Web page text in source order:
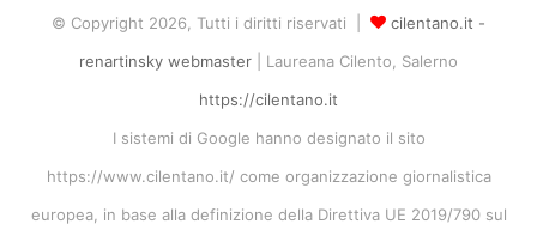
© Copyright 2026, Tutti i diritti riservati |
cilentano.it -
renartinsky webmaster | Laureana Cilento, Salerno
https://cilentano.it
I sistemi di Google hanno designato il sito
https://www.cilentano.it/ come organizzazione giornalistica
europea, in base alla definizione della Direttiva UE 2019/790 sul